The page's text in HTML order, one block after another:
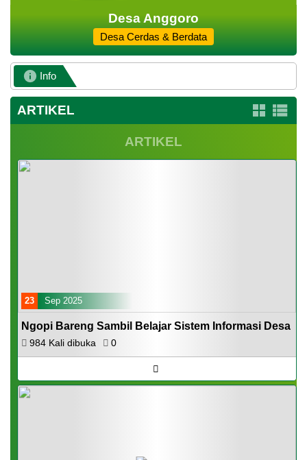
Desa Anggoro
Desa Cerdas & Berdata
Info
ARTIKEL
ARTIKEL
23 Sep 2025
Ngopi Bareng Sambil Belajar Sistem Informasi Desa
984 Kali dibuka 0